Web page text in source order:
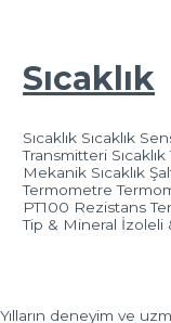
Sıcaklık
Sıcaklık Sıcaklık
Transmitteri
Mekanik Sıcaklık
Termometre
PT100 Rezistans
Tip & Mineral İzoleli
Yılların deneyim ve